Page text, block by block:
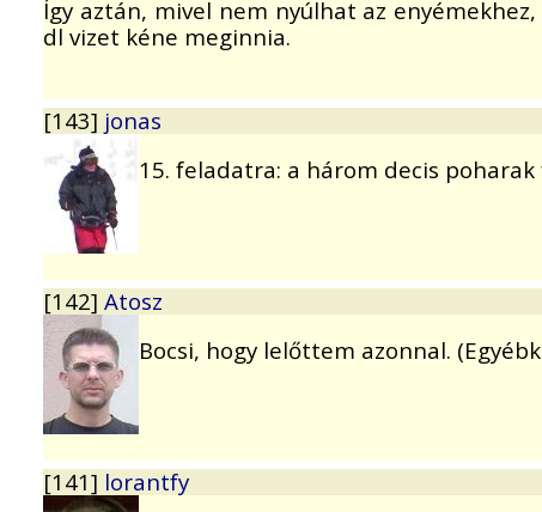
Így aztán, mivel nem nyúlhat az
dl vizet kéne meginnia.
[143] jonas
15. feladatra: a három decis
[142] Atosz
Bocsi, hogy lelőttem azonnal.
[141] lorantfy